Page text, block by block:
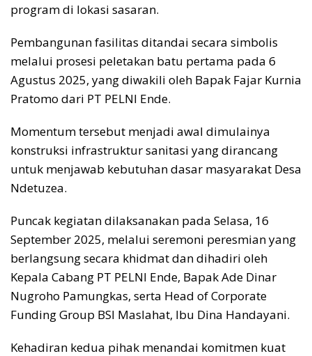
program di lokasi sasaran.
Pembangunan fasilitas ditandai secara simbolis
melalui prosesi peletakan batu pertama pada 6
Agustus 2025, yang diwakili oleh Bapak Fajar Kurnia
Pratomo dari PT PELNI Ende.
Momentum tersebut menjadi awal dimulainya
konstruksi infrastruktur sanitasi yang dirancang
untuk menjawab kebutuhan dasar masyarakat Desa
Ndetuzea.
Puncak kegiatan dilaksanakan pada Selasa, 16
September 2025, melalui seremoni peresmian yang
berlangsung secara khidmat dan dihadiri oleh
Kepala Cabang PT PELNI Ende, Bapak Ade Dinar
Nugroho Pamungkas, serta Head of Corporate
Funding Group BSI Maslahat, Ibu Dina Handayani.
Kehadiran kedua pihak menandai komitmen kuat